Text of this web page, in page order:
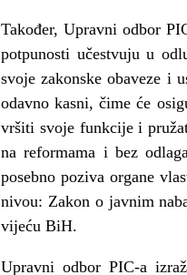
Također, Upravni odbor
potpunosti učestvuju u
svoje zakonske obaveze i
odavno kasni, čime će
vršiti svoje funkcije i
na reformama i bez
posebno poziva organe
nivou: Zakon o javnim
vijeću BiH.
Upravni odbor PIC-a